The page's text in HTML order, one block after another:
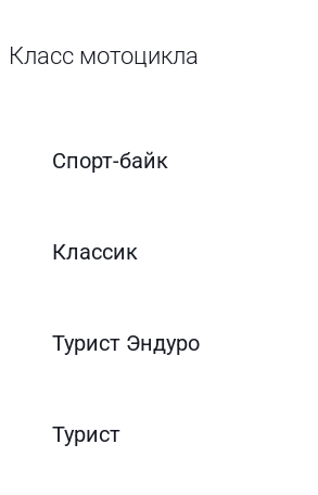
Класс мотоцикла
Спорт-байк
Классик
Турист Эндуро
Турист